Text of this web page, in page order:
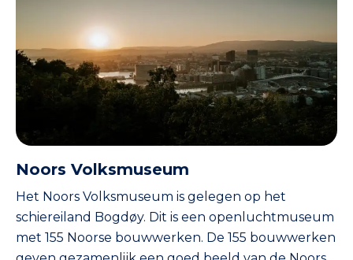
Noors Volksmuseum
Het Noors Volksmuseum is gelegen op het
schiereiland Bogdøy. Dit is een openluchtmuseum
met 155 Noorse bouwwerken. De 155 bouwwerken